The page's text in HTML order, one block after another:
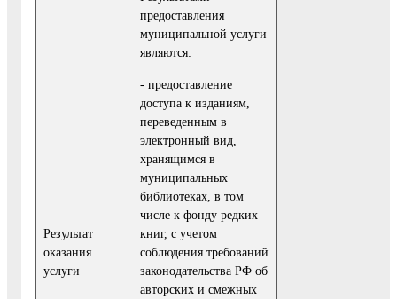
Результат
оказания
услуги
предоставления
муниципальной услуги
являются:
- предоставление
доступа к изданиям,
переведенным в
электронный вид,
хранящимся в
муниципальных
библиотеках, в том
числе к фонду редких
книг, с учетом
соблюдения требований
законодательства РФ об
авторских и смежных